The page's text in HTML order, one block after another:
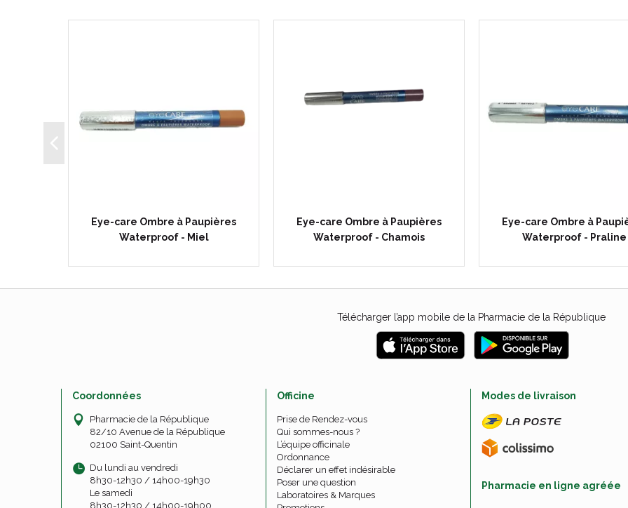
Eye-care Ombre à Paupières
Waterproof - Miel
Eye-care Ombre à Paupières
Waterproof - Chamois
Eye-care Ombre à
Waterproof - Praline
Télécharger l’app mobile de la Pharmacie de la République
Coordonnées
Pharmacie de la République
82/10 Avenue de la République
02100 Saint-Quentin
Du lundi au vendredi
8h30-12h30 / 14h00-19h30
Le samedi
8h30-12h30 / 14h00-19h00
Officine
Prise de Rendez-vous
Qui sommes-nous ?
L’équipe officinale
Ordonnance
Déclarer un effet indésirable
Poser une question
Laboratoires & Marques
Modes de livraison
Pharmacie en ligne agréée